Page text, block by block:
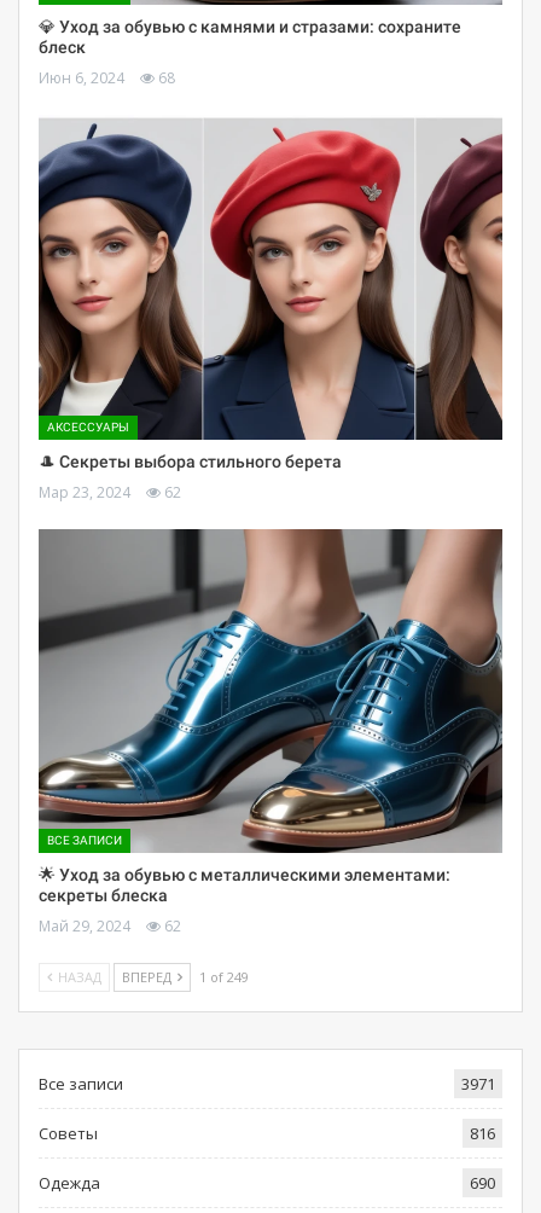
💎 Уход за обувью с камнями и стразами: сохраните
блеск
Июн 6, 2024 68
АКСЕССУАРЫ
🎩 Секреты выбора стильного берета
Мар 23, 2024 62
ВСЕ ЗАПИСИ
🌟 Уход за обувью с металлическими элементами:
секреты блеска
Май 29, 2024 62
НАЗАД ВПЕРЕД 1 of 249
Все записи 3971
Советы 816
Одежда 690